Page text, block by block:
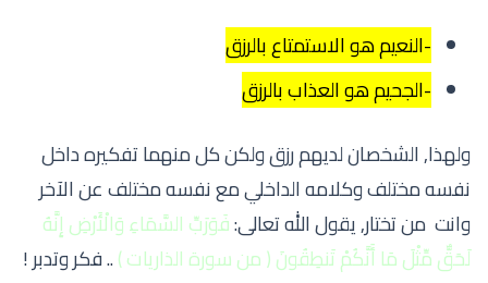
-النعيم هو الاستمتاع بالرزق
-الجحيم هو العذاب بالرزق
ولهذا, الشخصان لديهم رزق ولكن كل منهما تفكيره داخل
نفسه مختلف وكلامه الداخلي مع نفسه مختلف عن الآخر
وانت من تختار, يقول الله تعالى:فَوَرَبِّ السَّمَاءِ وَالْأَرْضِ إِنَّهُ
لَحَقٌّ مِّثْلَ مَا أَنَّكُمْ تَنطِقُونَ ( من سورة الذاريات ).. فكر وتدبر !